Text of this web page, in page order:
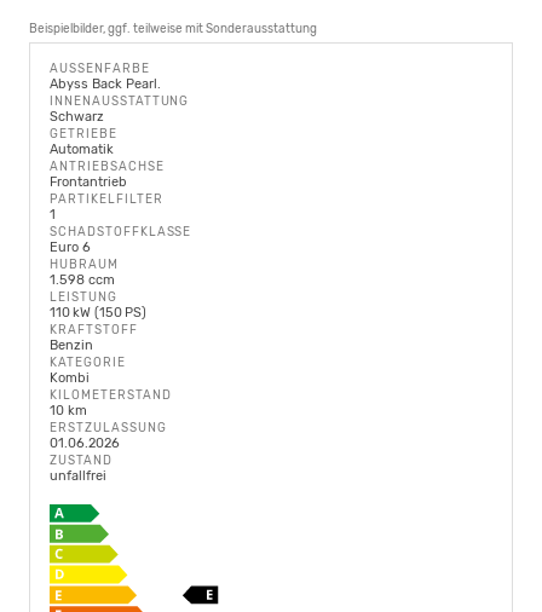
Beispielbilder, ggf. teilweise mit Sonderausstattung
AUSSENFARBE
Abyss Back Pearl.
INNENAUSSTATTUNG
Schwarz
GETRIEBE
Automatik
ANTRIEBSACHSE
Frontantrieb
PARTIKELFILTER
1
SCHADSTOFFKLASSE
Euro 6
HUBRAUM
1.598 ccm
LEISTUNG
110 kW (150 PS)
KRAFTSTOFF
Benzin
KATEGORIE
Kombi
KILOMETERSTAND
10 km
ERSTZULASSUNG
01.06.2026
ZUSTAND
unfallfrei